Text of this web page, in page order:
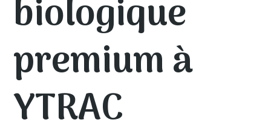
biologique
premium à
YTRAC